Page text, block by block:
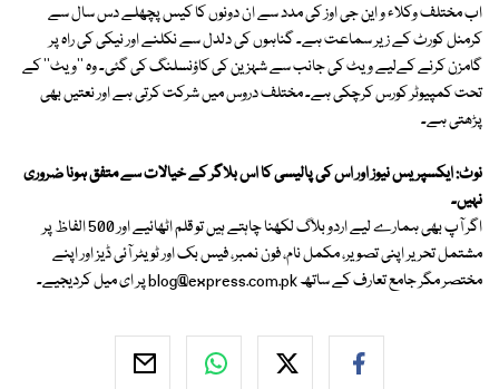
اب مختلف وکلاء و این جی اوز کی مدد سے ان دونوں کا کیس پچھلے دس سال سے
کرمنل کورٹ کے زیر سماعت ہے۔ گناہوں کی دلدل سے نکلنے اور نیکی کی راہ پر
گامزن کرنے کےلیے ویٹ کی جانب سے شہزین کی کاؤنسلنگ کی گئی۔ وہ ''ویٹ'' کے
تحت کمپیوٹر کورس کرچکی ہے۔ مختلف دروس میں شرکت کرتی ہے اور نعتیں بھی
پڑھتی ہے۔
نوٹ: ایکسپریس نیوز اور اس کی پالیسی کا اس بلاگر کے خیالات سے متفق ہونا ضروری
نہیں۔
اگر آپ بھی ہمارے لیے اردو بلاگ لکھنا چاہتے ہیں تو قلم اٹھائیے اور 500 الفاظ پر
مشتمل تحریر اپنی تصویر، مکمل نام، فون نمبر، فیس بک اور ٹویٹر آئی ڈیز اور اپنے
مختصر مگر جامع تعارف کے ساتھblog@express.com.pkپر ای میل کردیجیے۔